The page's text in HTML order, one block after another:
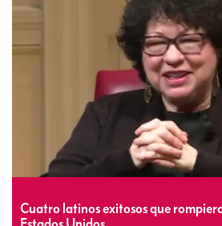
Cuatro latinos exitosos que